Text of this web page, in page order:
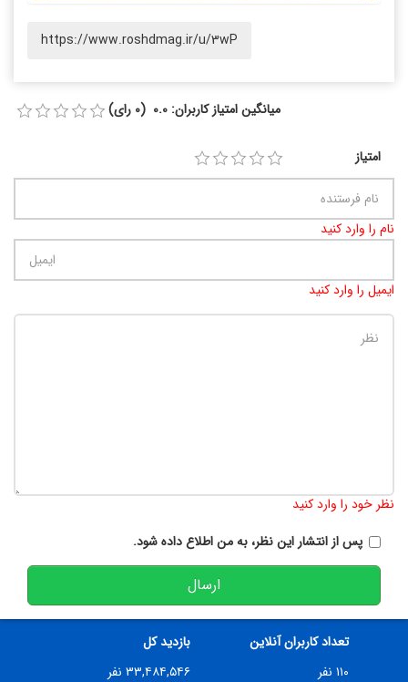
https://www.roshdmag.ir/u/3wP
میانگین امتیاز کاربران: 0.0 (0 رای)
امتیاز
نام را وارد کنید
ایمیل را وارد کنید
نظر خود را وارد کنید
پس از انتشار این نظر، به من اطلاع داده شود.
ارسال
تعداد کاربران آنلاین
۱۱۰ نفر
بازدید کل
۳۳,۴۸۴,۵۴۶ نفر